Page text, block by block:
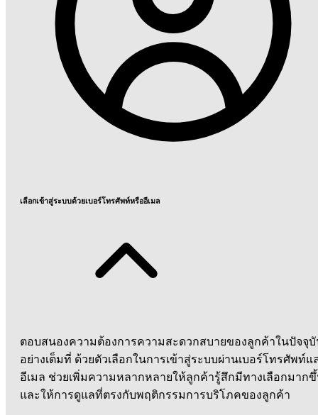
เลือกเข้าสู่ระบบด้วยเบอร์โทรศัพท์หรืออีเมล
ตอบสนองความต้องการความสะดวกสบายของลูกค้าในปัจจุ
อย่างเต็มที่ ด้วยตัวเลือกในการเข้าสู่ระบบผ่านเบอร์โทรศัพท์แ
อีเมล ช่วยเพิ่มความหลากหลายให้ลูกค้ารู้สึกมีทางเลือกมาก
และให้การดูแลที่ตรงกับพฤติกรรมการบริโภคของลูกค้า